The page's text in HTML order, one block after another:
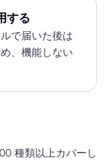
する
で届いた後は
、機能しない
種類以上カバーし